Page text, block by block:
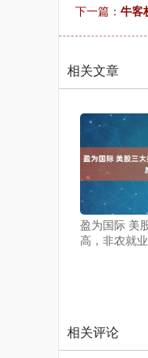
下一篇： 牛客
相关文章
盈为国际 美
高，非农就
相关评论